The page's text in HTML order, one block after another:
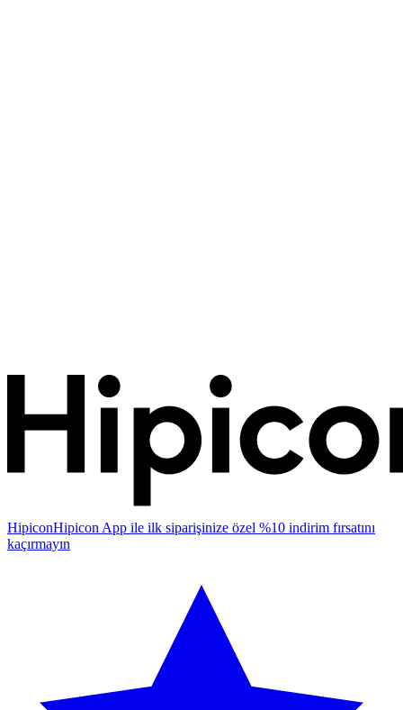
HipiconHipicon App ile ilk siparişinize özel %10 indirim fırsatını
kaçırmayın